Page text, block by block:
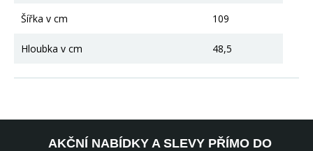
Šířka v cm 109
Hloubka v cm 48,5
AKČNÍ NABÍDKY A SLEVY PŘÍMO DO